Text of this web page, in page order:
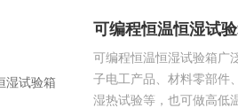
可编程恒温恒湿试
可编程恒温恒湿试验箱广
子电工产品、材料零部件
湿热试验等，也可做高低